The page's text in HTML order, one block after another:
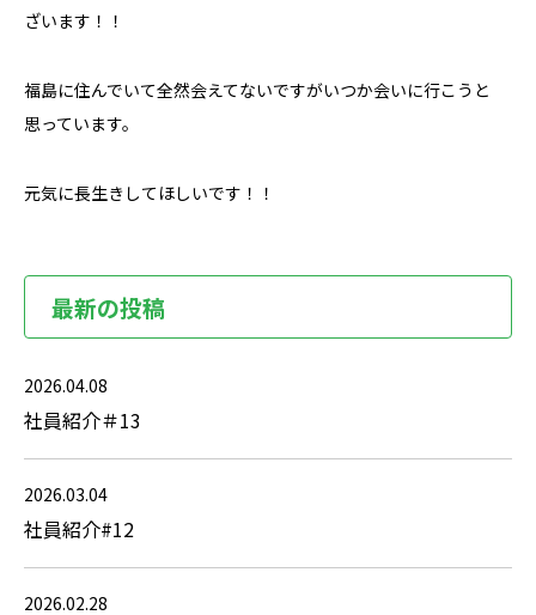
ざいます！！
福島に住んでいて全然会えてないですがいつか会いに行こうと
思っています。
元気に長生きしてほしいです！！
最新の投稿
2026.04.08
社員紹介＃13
2026.03.04
社員紹介#12
2026.02.28